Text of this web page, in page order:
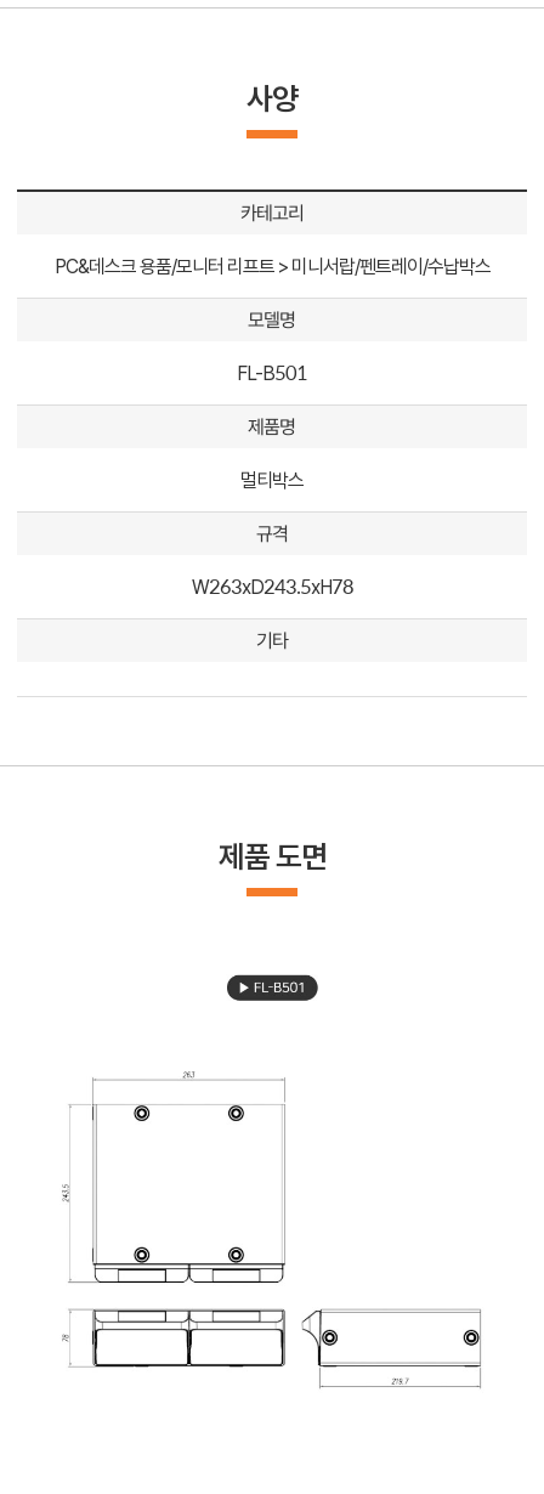
사양
카테고리
PC&데스크 용품/모니터 리프트 > 미니서랍/펜트레이/수납박스
모델명
FL-B501
제품명
멀티박스
규격
W263xD243.5xH78
기타
제품 도면